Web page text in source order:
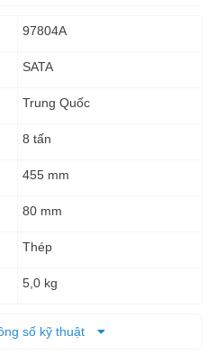
97804A
SATA
Trung Quốc
8 tấn
455 mm
80 mm
Thép
5,0 kg
số kỹ thuật